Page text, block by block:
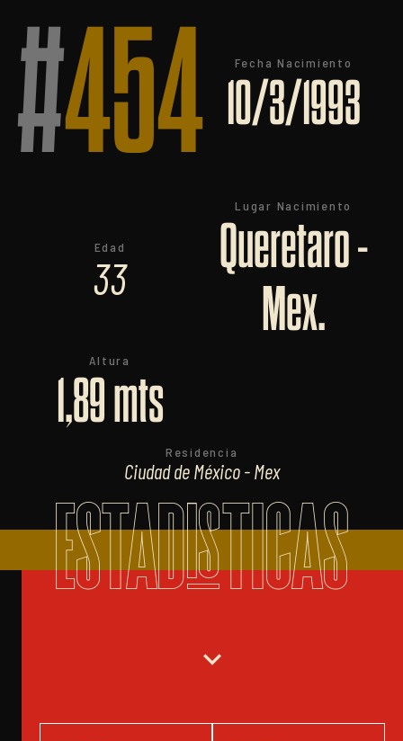
#454 Fecha Nacimiento
10/3/1993
Edad
33
Lugar Nacimiento
Queretaro -
Mex.
Altura
1,89 mts
Residencia
Ciudad de México - Mex
ESTADISTICAS
expand_more